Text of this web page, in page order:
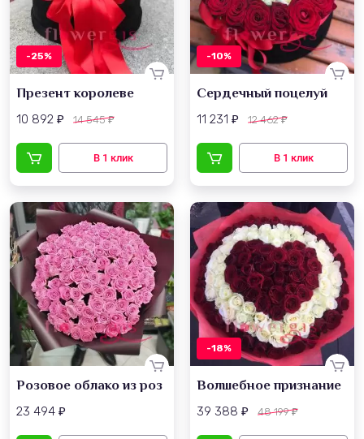
-25%
Презент королеве
10 892 ₽ 14 545₽
-10%
Сердечный поцелуй
11 231 ₽ 12 462₽
Розовое облако из роз
23 494 ₽
-18%
Волшебное признание
39 388 ₽ 48 199₽